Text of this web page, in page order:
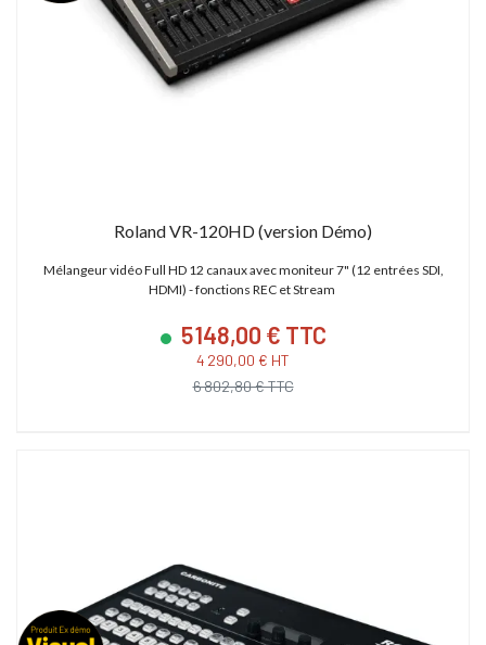
Roland VR-120HD (version Démo)
Mélangeur vidéo Full HD 12 canaux avec moniteur 7" (12 entrées SDI,
HDMI) - fonctions REC et Stream
5 148,00 € TTC
4 290,00 € HT
6 802,80 € TTC